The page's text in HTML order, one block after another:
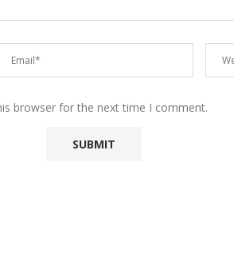
browser for the next time I comment.